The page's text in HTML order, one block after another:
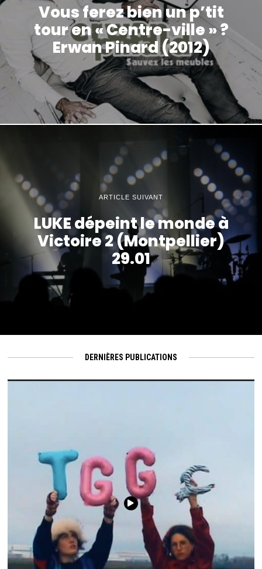
Vous ferez bien un p’tit
tour en « Centre-ville » ?
Erwan Pinard (2012)
ARTICLE SUIVANT
LUKE dépeint le monde à
Victoire 2 (Montpellier)
29.01
DERNIÈRES PUBLICATIONS